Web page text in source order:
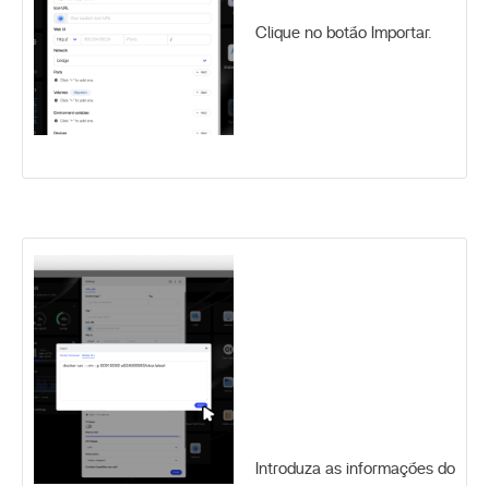
Clique no botão Importar.
Introduza as informações do